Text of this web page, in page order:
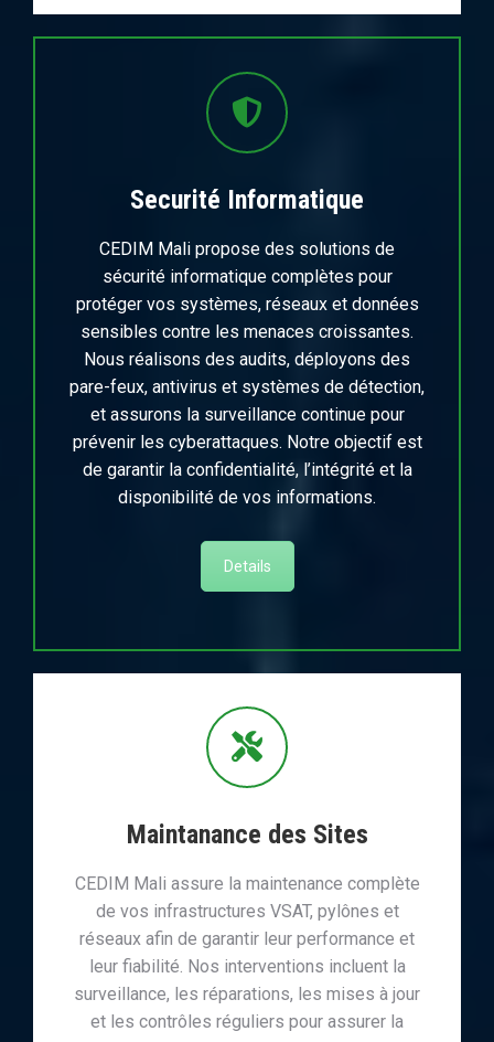
Securité Informatique
CEDIM Mali propose des solutions de
sécurité informatique complètes pour
protéger vos systèmes, réseaux et données
sensibles contre les menaces croissantes.
Nous réalisons des audits, déployons des
pare-feux, antivirus et systèmes de détection,
et assurons la surveillance continue pour
prévenir les cyberattaques. Notre objectif est
de garantir la confidentialité, l’intégrité et la
disponibilité de vos informations.
Details
Maintanance des Sites
CEDIM Mali assure la maintenance complète
de vos infrastructures VSAT, pylônes et
réseaux afin de garantir leur performance et
leur fiabilité. Nos interventions incluent la
surveillance, les réparations, les mises à jour
et les contrôles réguliers pour assurer la